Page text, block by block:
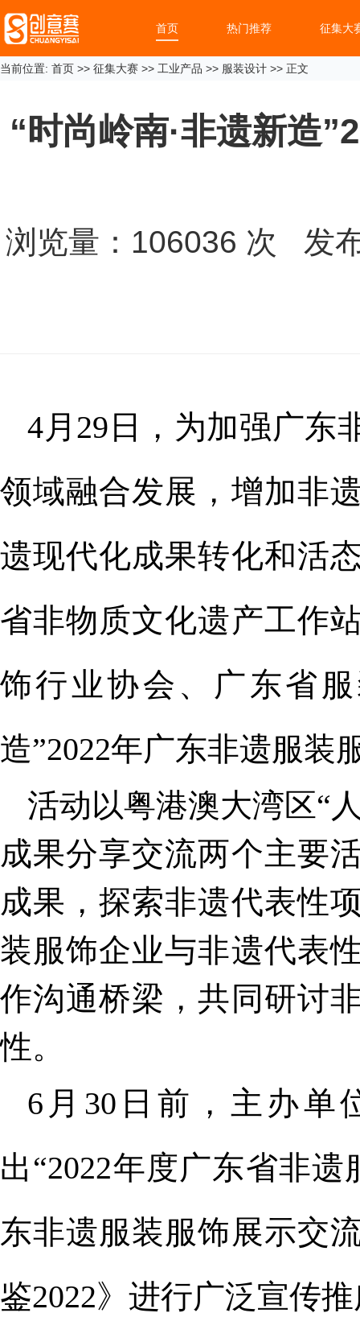
首页 热门推荐 征集大
当前位置: 首页 >> 征集大赛 >> 工业产品 >> 服装设计 >> 正文
“时尚岭南·非遗新造
浏览量： 106036 次 发
4月29日，为加强广东
领域融合发展，增加非
遗现代化成果转化和活
省非物质文化遗产工作
饰行业协会、广东省
造”2022年广东非遗服装
活动以粤港澳大湾区“
成果分享交流两个主要
成果，探索非遗代表性
装服饰企业与非遗代表
作沟通桥梁，共同研讨
性。
6月30日前，主办单
出“2022年度广东省非
东非遗服装服饰展示交
鉴2022》进行广泛宣传